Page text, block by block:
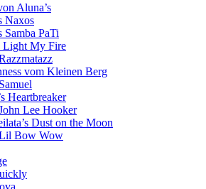
Aluna’s
Naxos
Samba PaTi
Light My Fire
vom Kleinen Berg
Heartbreaker
Lee Hooker
Dust on the Moon
Lil Bow Wow